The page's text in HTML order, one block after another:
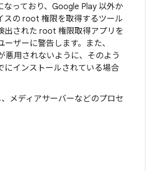
っており、Google Play 以外か
スの root 権限を取得するツール
出された root 権限取得アプリを
ザーに警告します。また、
悪用されないように、そのよう
にインストールされている場合
メディアサーバーなどのプロセ